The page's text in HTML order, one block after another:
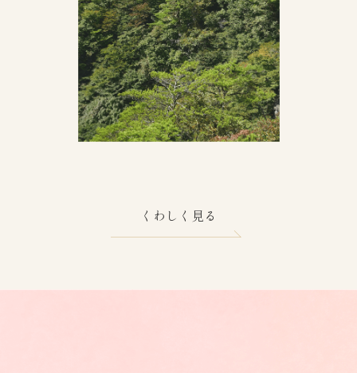
くわしく見る